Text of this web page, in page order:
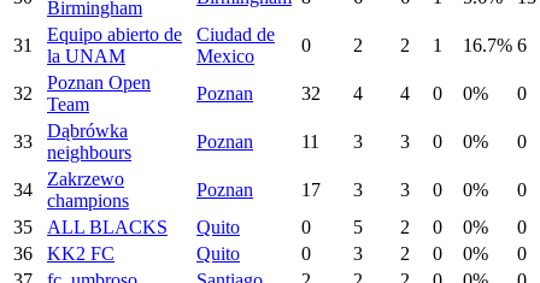
Birmingham
31
Equipo abierto de
la UNAM
Ciudad de
Mexico
0 2 2 1 16.7% 6
32
Poznan Open
Team
Poznan 32 4 4 0 0% 0
33
Dąbrówka
neighbours
Poznan 11 3 3 0 0% 0
34
Zakrzewo
champions
Poznan 17 3 3 0 0%
0
35
ALL BLACKS Quito 0 5 2 0 0%
0
36
KK2 FC Quito 0 3 2 0 0%
0